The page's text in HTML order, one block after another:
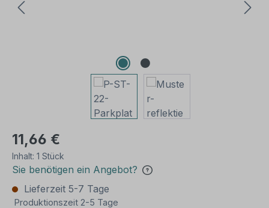
11,66 €
Inhalt: 1 Stück
Sie benötigen ein Angebot?
Lieferzeit 5-7 Tage
Produktionszeit 2-5 Tage